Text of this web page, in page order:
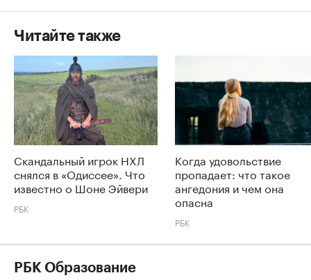
Читайте также
Скандальный игрок НХЛ
снялся в «Одиссее». Что
известно о Шоне Эйвери
РБК
Когда удовольствие
пропадает: что такое
ангедония и чем она
опасна
РБК
РБК Образование